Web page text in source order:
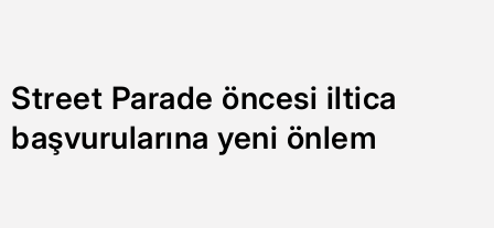
Street Parade öncesi iltica
başvurularına yeni önlem